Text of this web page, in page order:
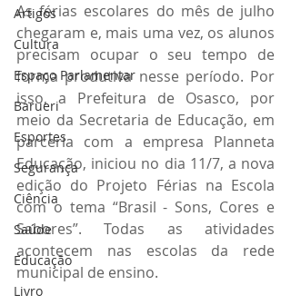
Artigos
Cultura
Espaço Parlamentar
Barueri
Esportes
Segurança
Ciência
Saúde
Educação
Livro
As férias escolares do mês de julho
chegaram e, mais uma vez, os alunos
precisam ocupar o seu tempo de
forma produtiva nesse período. Por
isso, a Prefeitura de Osasco, por
meio da Secretaria de Educação, em
parceria com a empresa Planneta
Educação, iniciou no dia 11/7, a nova
edição do Projeto Férias na Escola
com o tema “Brasil - Sons, Cores e
Sabores”. Todas as atividades
acontecem nas escolas da rede
municipal de ensino.